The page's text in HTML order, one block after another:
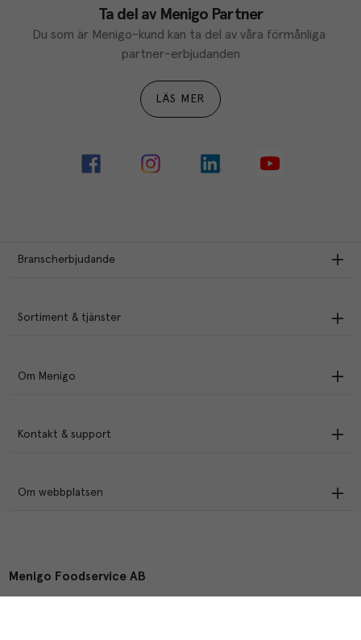
Ta del av Menigo Partner
Du som är Menigo-kund kan ta del av våra förmånliga
partner-erbjudanden
LÄS MER
Branscherbjudande
Sortiment & tjänster
Om Menigo
Kontakt & support
Om webbplatsen
Menigo Foodservice AB